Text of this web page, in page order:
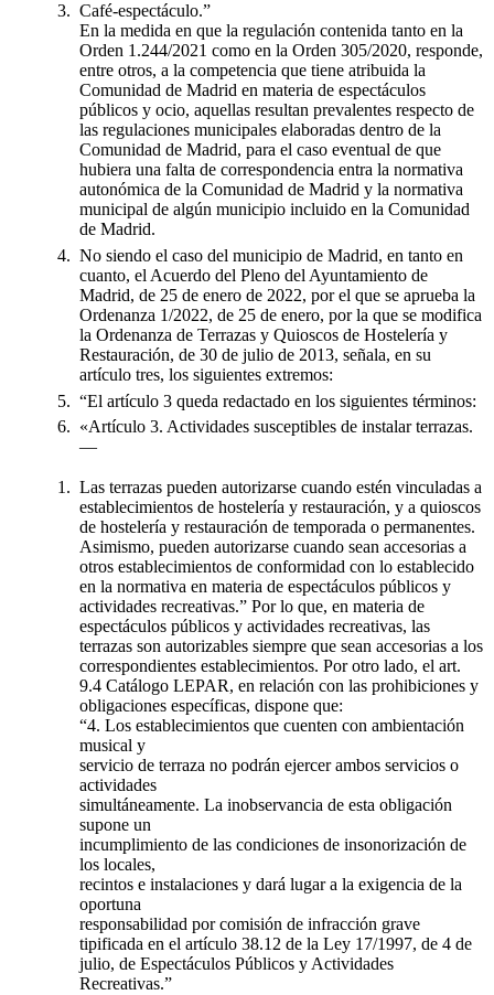
Café-espectáculo.”
En la medida en que la regulación contenida tanto en la
Orden 1.244/2021 como en la Orden 305/2020, responde,
entre otros, a la competencia que tiene atribuida la
Comunidad de Madrid en materia de espectáculos
públicos y ocio, aquellas resultan prevalentes respecto de
las regulaciones municipales elaboradas dentro de la
Comunidad de Madrid, para el caso eventual de que
hubiera una falta de correspondencia entra la normativa
autonómica de la Comunidad de Madrid y la normativa
municipal de algún municipio incluido en la Comunidad
de Madrid.
No siendo el caso del municipio de Madrid, en tanto en
cuanto, el Acuerdo del Pleno del Ayuntamiento de
Madrid, de 25 de enero de 2022, por el que se aprueba la
Ordenanza 1/2022, de 25 de enero, por la que se modifica
la Ordenanza de Terrazas y Quioscos de Hostelería y
Restauración, de 30 de julio de 2013, señala, en su
artículo tres, los siguientes extremos:
“El artículo 3 queda redactado en los siguientes términos:
«Artículo 3. Actividades susceptibles de instalar terrazas.
—
Las terrazas pueden autorizarse cuando estén vinculadas a
establecimientos de hostelería y restauración, y a quioscos
de hostelería y restauración de temporada o permanentes.
Asimismo, pueden autorizarse cuando sean accesorias a
otros establecimientos de conformidad con lo establecido
en la normativa en materia de espectáculos públicos y
actividades recreativas.” Por lo que, en materia de
espectáculos públicos y actividades recreativas, las
terrazas son autorizables siempre que sean accesorias a los
correspondientes establecimientos. Por otro lado, el art.
9.4 Catálogo LEPAR, en relación con las prohibiciones y
obligaciones específicas, dispone que:
“4. Los establecimientos que cuenten con ambientación
musical y
servicio de terraza no podrán ejercer ambos servicios o
actividades
simultáneamente. La inobservancia de esta obligación
supone un
incumplimiento de las condiciones de insonorización de
los locales,
recintos e instalaciones y dará lugar a la exigencia de la
oportuna
responsabilidad por comisión de infracción grave
tipificada en el artículo 38.12 de la Ley 17/1997, de 4 de
julio, de Espectáculos Públicos y Actividades
Recreativas.”